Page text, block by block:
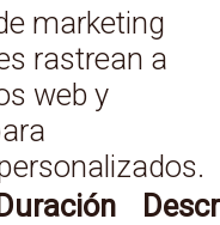
marketing
rastrean a
web y
Duración